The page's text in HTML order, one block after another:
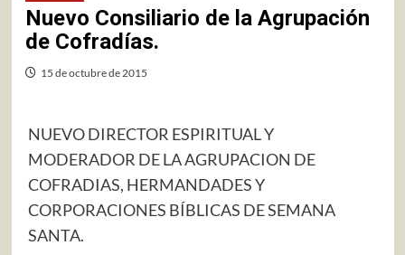
Nuevo Consiliario de la Agrupación
de Cofradías.
15 de octubre de 2015
NUEVO DIRECTOR ESPIRITUAL Y
MODERADOR DE LA AGRUPACION DE
COFRADIAS, HERMANDADES Y
CORPORACIONES BÍBLICAS DE SEMANA
SANTA.